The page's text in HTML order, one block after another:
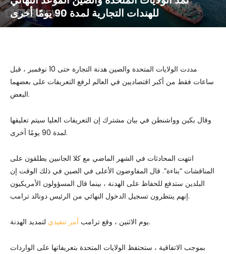
للهندات التجارية لمدة 90 يومًا أخرى
مددت الولايات المتحدة والصين هدنة التجارة حتى 10 نوفمبر ، قبل
ساعات فقط من أكبر اقتصاديين في العالم لرفع التعريفات على بعضهما
البعض.
وقال بكين وواشنطن في بيان مشترك إن التعريفات العليا سيتم تعليقها
لمدة 90 يومًا أخرى.
انتهت المحادثات في الشهر الماضي مع كلا الجانبين يطلقون على
المناقشات “بناءة”. قال المفاوضون الأعلى في الصين في ذلك الوقت إن
البلدين ستدفع للحفاظ على الهدنة ، بينما قال المسؤولون الأمريكيون
إنهم ينتظرون تسجيل الدخول النهائي من الرئيس دونالد ترامب.
يوم الاثنين ، وقع ترامب أمر تنفيذي لتمديد الهدنة.
بموجب الاتفاقية ، ستحتفظ الولايات المتحدة بتعريفاتها على الواردات